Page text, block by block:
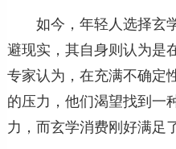
如今，年轻人选择玄
避现实，其自身则认为是
专家认为，在充满不确定
的压力，他们渴望找到一
力，而玄学消费刚好满足